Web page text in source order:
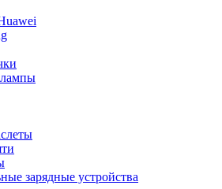
зарядные устройства